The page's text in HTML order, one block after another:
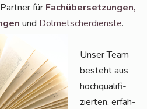
für Fach­über­set­zun­gen,
und Dol­met­scher­diens­te.
Unser Team
besteht aus
hoch­qua­li­fi­
zier­ten, erfah­